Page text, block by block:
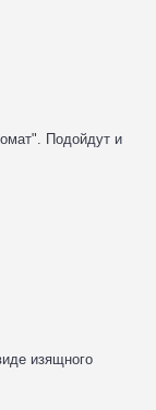
Подойдут и
изящного